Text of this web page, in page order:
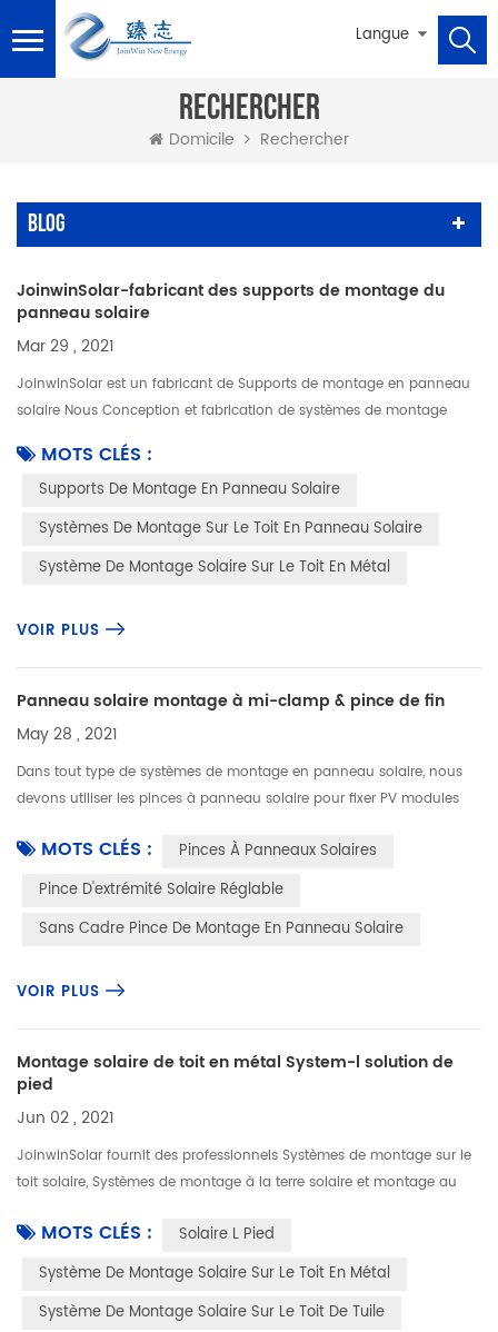
Langue
RECHERCHER
Domicile Rechercher
Blog
JoinwinSolar-fabricant des supports de montage du
panneau solaire
Mar 29 , 2021
JoinwinSolar est un fabricant de Supports de montage en panneau
solaire Nous Conception et fabrication de systèmes de montage
de mont...
MOTS CLÉS :
Supports De Montage En Panneau Solaire
Systèmes De Montage Sur Le Toit En Panneau Solaire
Système De Montage Solaire Sur Le Toit En Métal
VOIR PLUS
Panneau solaire montage à mi-clamp & pince de fin
May 28 , 2021
Dans tout type de systèmes de montage en panneau solaire, nous
devons utiliser les pinces à panneau solaire pour fixer PV modules
...
MOTS CLÉS :
Pinces À Panneaux Solaires
Pince D'extrémité Solaire Réglable
Sans Cadre Pince De Montage En Panneau Solaire
VOIR PLUS
Montage solaire de toit en métal System-l solution de
pied
Jun 02 , 2021
JoinwinSolar fournit des professionnels Systèmes de montage sur le
toit solaire, Systèmes de montage à la terre solaire et montage au
MOTS CLÉS :
Solaire L Pied
Système De Montage Solaire Sur Le Toit En Métal
Système De Montage Solaire Sur Le Toit De Tuile